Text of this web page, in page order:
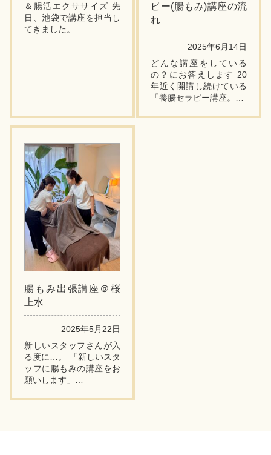
＆腸活エクササイズ 先
日、池袋で講座を担当し
てきました。
ピー(腸もみ)講座の流
れ
2025年6月14日
どんな講座をしている
の？にお答えします 20
年近く開講し続けている
「養腸セラピー講座。
学べるの？について、よ
腸もみ出張講座＠桜
上水
2025年5月22日
新しいスタッフさんが入
る度に…。 「新しいスタ
ッフに腸もみの講座をお
願いします」
背中ニキビのケアで見事